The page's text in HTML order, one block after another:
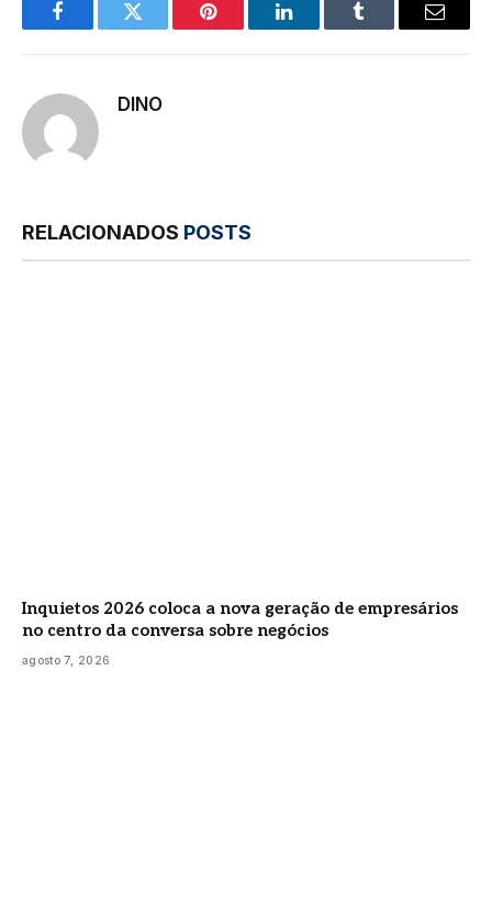
FacebookTwitter Pinterest LinkedInTumblr
E-
DINO
RELACIONADOS POSTS
Inquietos 2026 coloca a nova geração de empresários
no centro da conversa sobre negócios
agosto 7, 2026